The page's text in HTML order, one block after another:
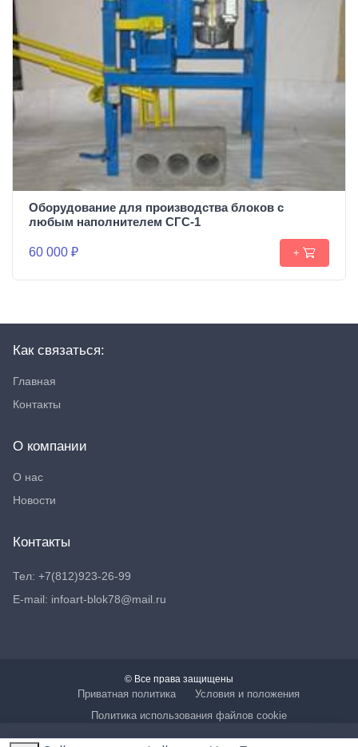
Оборудование для производства блоков c
любым наполнителем СГС-1
60 000 ₽ +
Как связаться:
Главная
Контакты
О компании
О нас
Новости
Контакты
Тел: +7(812)923-26-99
E-mail: infoart-blok78@mail.ru
© Все права защищены
Приватная политика
Условия и положения
Политика использования файлов cookie